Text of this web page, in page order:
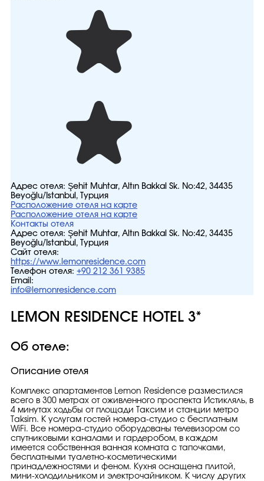
Адрес отеля: Şehit Muhtar, Altın Bakkal Sk. No:42, 34435
Beyoğlu/İstanbul, Турция
Расположение отеля на карте
Расположение отеля на карте
Контакты отеля
Адрес отеля: Şehit Muhtar, Altın Bakkal Sk. No:42, 34435
Beyoğlu/İstanbul, Турция
Сайт отеля:
https://www.lemonresidence.com
Телефон отеля: +90 212 361 9385
Email:
info@lemonresidence.com
LEMON RESIDENCE HOTEL 3*
Об отеле:
Описание отеля
Комплекс апартаментов Lemon Residence разместился
всего в 300 метрах от оживленного проспекта Истикляль, в
4 минутах ходьбы от площади Таксим и станции метро
Taksim. К услугам гостей номера-студио с бесплатным
WiFi. Все номера-студио оборудованы телевизором со
спутниковыми каналами и гардеробом, в каждом
имеется собственная ванная комната с тапочками,
бесплатными туалетно-косметическими
принадлежностями и феном. Кухня оснащена плитой,
мини-холодильником и электрочайником. К числу других